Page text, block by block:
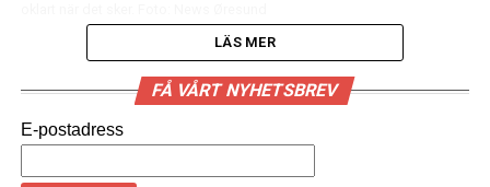
Det finns inga planer på att återinföra tågavgångar
var tionde minut i rusningstid över Öresundsbron
från och med den 24 april, uppger DSB. Det danska
tågbolaget dementerar därmed de uppgifter som
LÄS MER
FÅ VÅRT NYHETSBREV
E-postadress